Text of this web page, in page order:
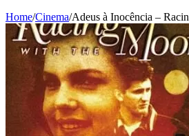
Home/Cinema/Adeus à Inocência –